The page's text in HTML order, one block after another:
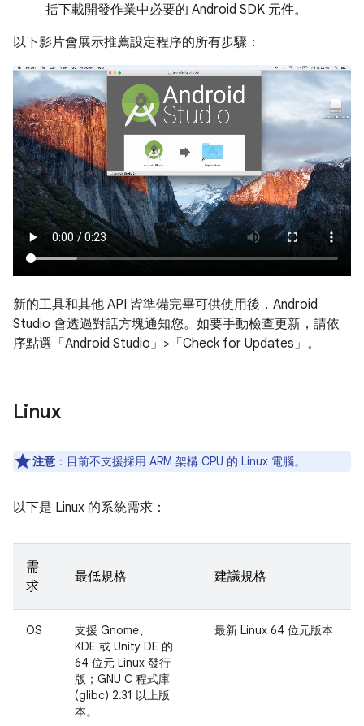
括下載開發作業中必要的 Android SDK 元件。
以下影片會展示推薦設定程序的所有步驟：
新的工具和其他 API 皆準備完畢可供使用後，Android
Studio 會透過對話方塊通知您。如要手動檢查更新，請依
序點選「Android Studio」>「Check for Updates」 。
Linux
注意 ： 目前不支援採用 ARM 架構 CPU 的 Linux 電腦。
以下是 Linux 的系統需求：
需
求
最低規格 建議規格
OS
支援 Gnome、
KDE 或 Unity DE 的
64 位元 Linux 發行
版；GNU C 程式庫
(glibc) 2.31 以上版
本。
最新 Linux 64 位元版本